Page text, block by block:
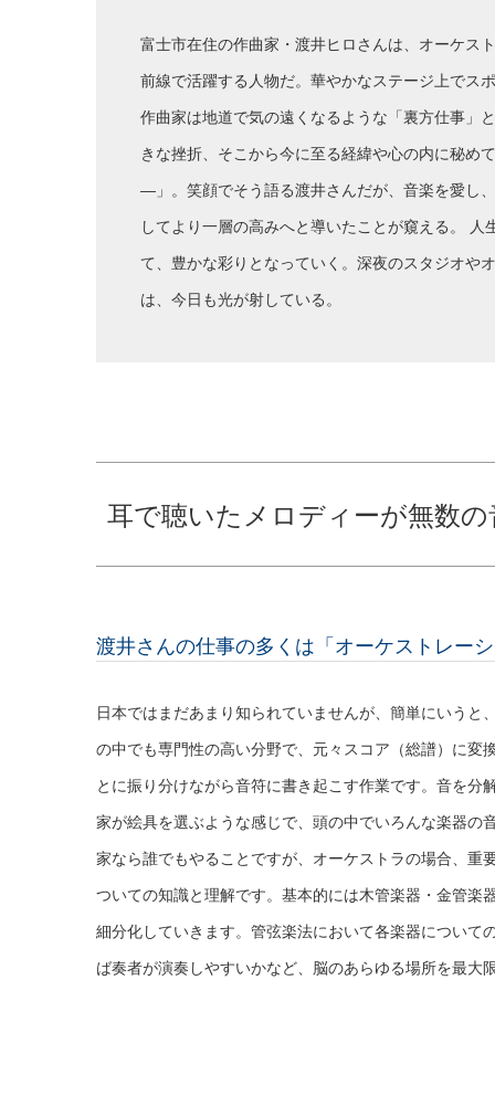
富士市在住の作曲家・渡井ヒロさんは、オーケス
前線で活躍する人物だ。華やかなステージ上でス
作曲家は地道で気の遠くなるような「裏方仕事」
きな挫折、そこから今に至る経緯や心の内に秘め
―」。笑顔でそう語る渡井さんだが、音楽を愛し
してより一層の高みへと導いたことが窺える。
て、豊かな彩りとなっていく。深夜のスタジオや
は、今日も光が射している。
耳で聴いたメロディーが無数
渡井さんの仕事の多くは「オーケストレー
日本ではまだあまり知られていませんが、簡単にいう
の中でも専門性の高い分野で、元々スコア（総譜）に変
とに振り分けながら音符に書き起こす作業です。音を
家が絵具を選ぶような感じで、頭の中でいろんな楽器の
家なら誰でもやることですが、オーケストラの場合、
ついての知識と理解です。基本的には木管楽器・金管
細分化していきます。管弦楽法において各楽器について
ば奏者が演奏しやすいかなど、脳のあらゆる場所を最大